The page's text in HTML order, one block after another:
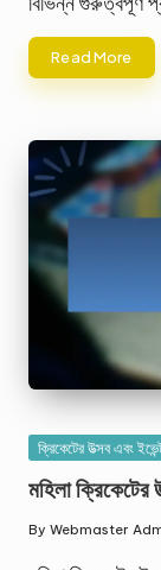
Read More
Posted
ক্রিকেটের উত্সব এবং
মহিলা
Posted
by
By Webmaster